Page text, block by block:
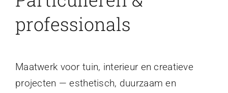
professionals
Maatwerk voor tuin, interieur en creatieve
projecten — esthetisch, duurzaam en